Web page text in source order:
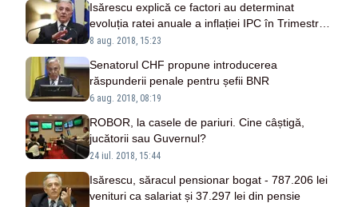
Isărescu explică ce factori au determinat
evoluția ratei anuale a inflației IPC în Trimestrul
II8 aug. 2018, 15:23
Senatorul CHF propune introducerea
răspunderii penale pentru șefii BNR
6 aug. 2018, 08:19
ROBOR, la casele de pariuri. Cine câștigă,
jucătorii sau Guvernul?
24 iul. 2018, 15:44
Isărescu, săracul pensionar bogat - 787.206 lei
venituri ca salariat și 37.297 lei din pensie